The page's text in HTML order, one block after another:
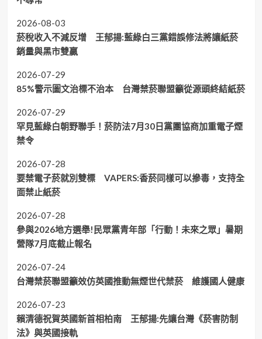
2026-08-03
菸稅收入不減反增 王郁揚:藍綠白三黨錯誤修法將讓紙菸
銷量與黑市雙贏
2026-07-29
85%警示圖文治標不治本 台灣禁菸聯盟籲從源頭終結紙菸
2026-07-29
罕見藍綠白朝野聯手！菸防法7月30日黨團協商加重電子煙
禁令
2026-07-28
要禁電子菸就別雙標 VAPERS:香菸同樣可以摻毒，支持全
面禁止紙菸
2026-07-28
參與2026地方選舉!民眾黨青年部「行動！未來之眾」暑期
營隊7月底截止報名
2026-07-24
台灣禁菸聯盟籲效仿英國推動無煙世代禁菸 維護國人健康
2026-07-23
賴清德祝賀英國新首相柏南 王郁揚:先讓台灣《菸害防制
法》與英國接軌